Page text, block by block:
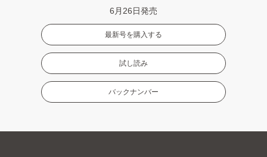
6月26日発売
最新号を購入する
試し読み
バックナンバー